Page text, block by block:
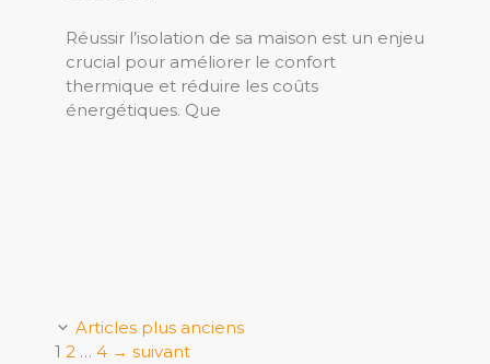
Réussir l’isolation de sa maison est un enjeu
crucial pour améliorer le confort
thermique et réduire les coûts
énergétiques. Que
Articles plus anciens
Page
1 Page
2 … Page
4 → suivant